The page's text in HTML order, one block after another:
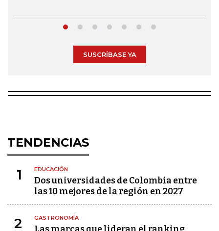
SUSCRÍBASE YA
TENDENCIAS
1 EDUCACIÓN
Dos universidades de Colombia entre
las 10 mejores de la región en 2027
2 GASTRONOMÍA